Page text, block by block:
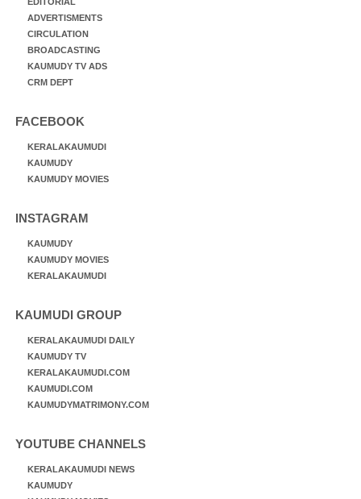
ADVERTISMENTS
CIRCULATION
BROADCASTING
KAUMUDY TV ADS
CRM DEPT
FACEBOOK
KERALAKAUMUDI
KAUMUDY
KAUMUDY MOVIES
INSTAGRAM
KAUMUDY
KAUMUDY MOVIES
KERALAKAUMUDI
KAUMUDI GROUP
KERALAKAUMUDI DAILY
KAUMUDY TV
KERALAKAUMUDI.COM
KAUMUDI.COM
KAUMUDYMATRIMONY.COM
YOUTUBE CHANNELS
KERALAKAUMUDI NEWS
KAUMUDY